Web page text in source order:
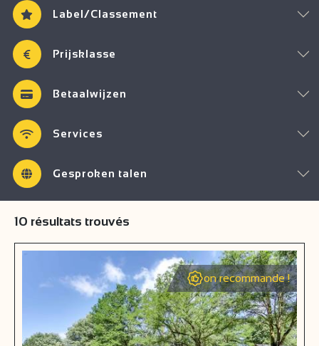
Label/Classement
Prijsklasse
Betaalwijzen
Services
Gesproken talen
10 résultats trouvés
on recommande !